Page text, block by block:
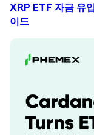
XRP ETF 자금 유
이드